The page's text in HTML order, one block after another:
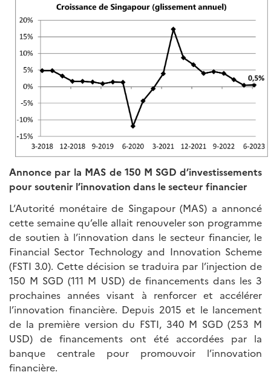
Annonce par la MAS de 150 M SGD d’investissements
pour soutenir l’innovation dans le secteur financier
L’Autorité monétaire de Singapour (MAS) a annoncé
cette semaine qu’elle allait renouveler son programme
de soutien à l’innovation dans le secteur financier, le
Financial Sector Technology and Innovation Scheme
(FSTI 3.0). Cette décision se traduira par l’injection de
150 M SGD (111 M USD) de financements dans les 3
prochaines années visant à renforcer et accélérer
l’innovation financière. Depuis 2015 et le lancement
de la première version du FSTI, 340 M SGD (253 M
USD) de financements ont été accordées par la
banque centrale pour promouvoir l’innovation
financière.